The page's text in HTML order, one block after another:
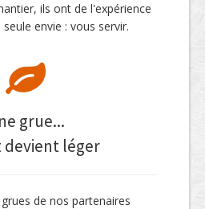
ils ont de l'expérience
envie : vous servir.
grue...
léger
de nos partenaires